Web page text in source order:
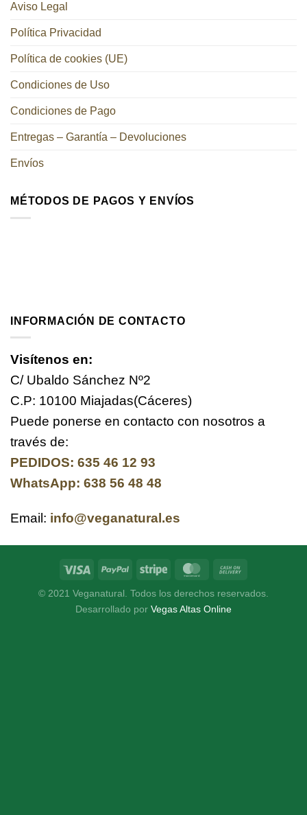
Aviso Legal
Política Privacidad
Política de cookies (UE)
Condiciones de Uso
Condiciones de Pago
Entregas – Garantía – Devoluciones
Envíos
MÉTODOS DE PAGOS Y ENVÍOS
INFORMACIÓN DE CONTACTO
Visítenos en:
C/ Ubaldo Sánchez Nº2
C.P: 10100 Miajadas(Cáceres)
Puede ponerse en contacto con nosotros a
través de:
PEDIDOS: 635 46 12 93
WhatsApp: 638 56 48 48
Email: info@veganatural.es
© 2021 Veganatural. Todos los derechos reservados.
Desarrollado por Vegas Altas Online